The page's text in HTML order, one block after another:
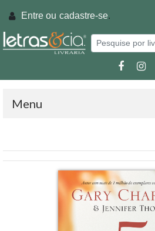
Entre ou cadastre-se.
Menu